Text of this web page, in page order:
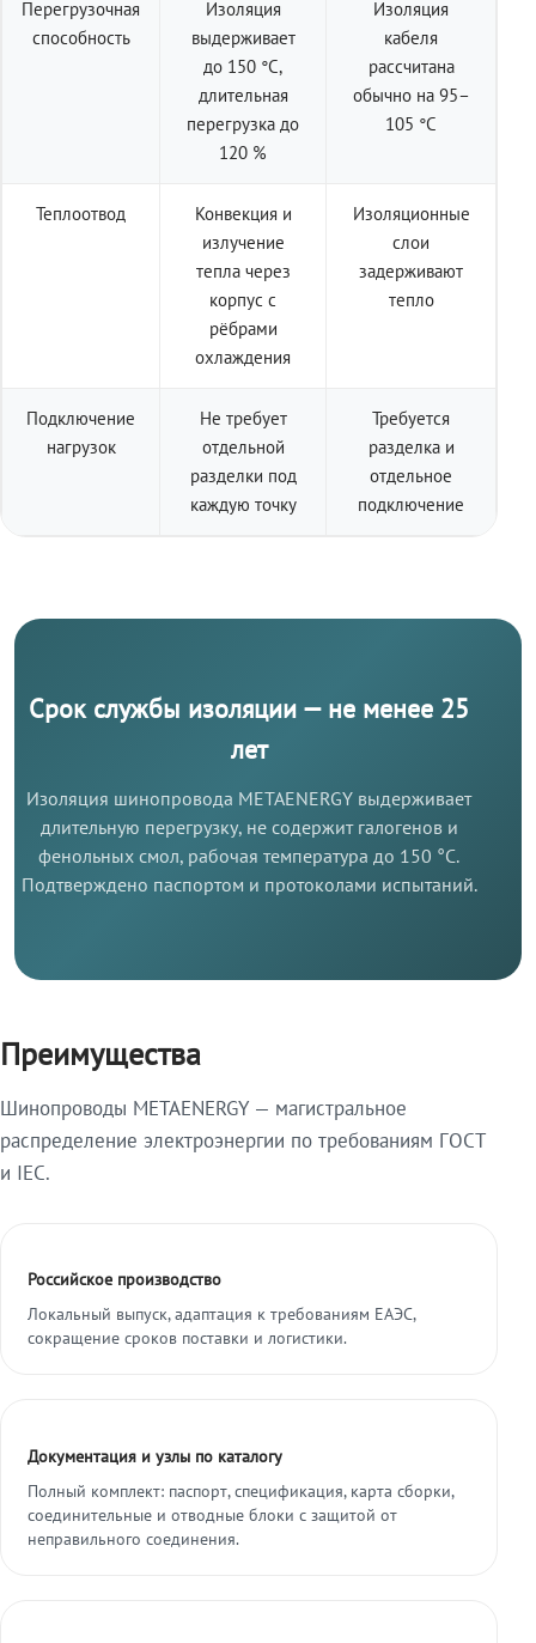
Перегрузочная
способность
Изоляция
выдерживает
до 150 °C,
длительная
перегрузка до
120 %
Изоляция
кабеля
рассчитана
обычно на 95–
105 °C
Теплоотвод
Конвекция и
излучение
тепла через
корпус с
рёбрами
охлаждения
Изоляционные
слои
задерживают
тепло
Подключение
нагрузок
Не требует
отдельной
разделки под
каждую точку
Требуется
разделка и
отдельное
подключение
Срок службы изоляции — не менее 25
лет
Изоляция шинопровода METAENERGY выдерживает
длительную перегрузку, не содержит галогенов и
фенольных смол, рабочая температура до 150 °C.
Подтверждено паспортом и протоколами испытаний.
Преимущества
Шинопроводы METAENERGY — магистральное
распределение электроэнергии по требованиям ГОСТ
и IEC.
Российское производство
Локальный выпуск, адаптация к требованиям ЕАЭС,
сокращение сроков поставки и логистики.
Документация и узлы по каталогу
Полный комплект: паспорт, спецификация, карта сборки,
соединительные и отводные блоки с защитой от
неправильного соединения.